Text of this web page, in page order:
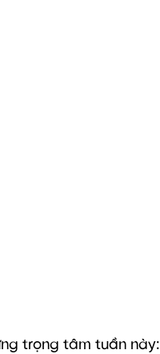
trọng tâm tuần này: